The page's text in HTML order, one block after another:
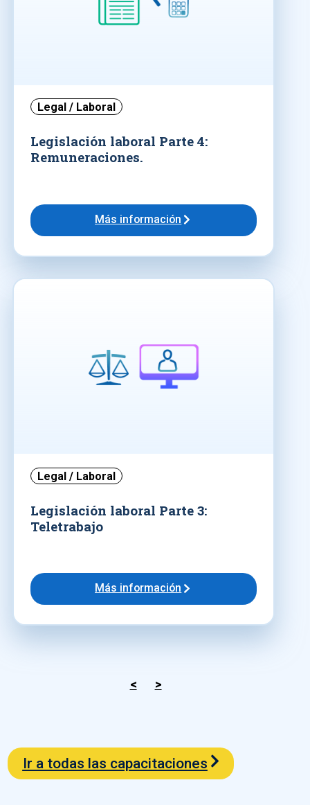
Legal / Laboral
Legislación laboral Parte 4:
Remuneraciones.
Más información
Legal / Laboral
Legislación laboral Parte 3:
Teletrabajo
Más información
< >
Ir a todas las capacitaciones